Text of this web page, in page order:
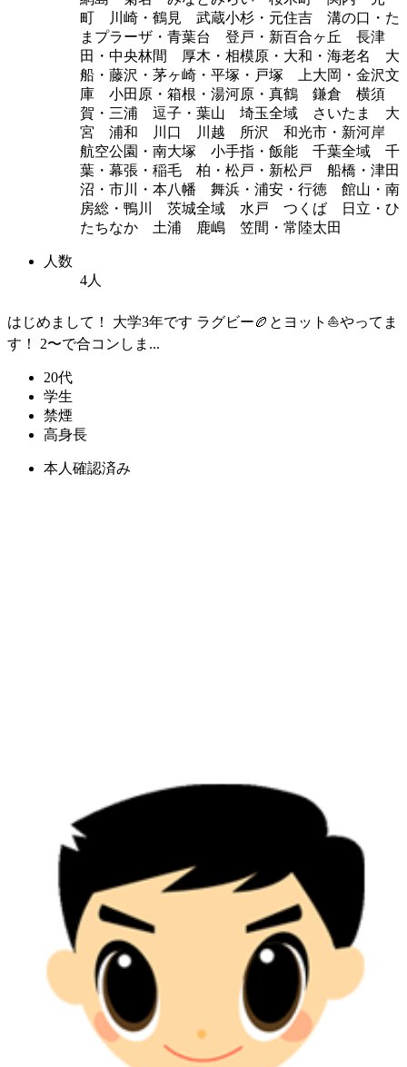
町 川崎・鶴見 武蔵小杉・元住吉 溝の口・た
まプラーザ・青葉台 登戸・新百合ヶ丘 長津
田・中央林間 厚木・相模原・大和・海老名 大
船・藤沢・茅ヶ崎・平塚・戸塚 上大岡・金沢文
庫 小田原・箱根・湯河原・真鶴 鎌倉 横須
賀・三浦 逗子・葉山 埼玉全域 さいたま 大
宮 浦和 川口 川越 所沢 和光市・新河岸
航空公園・南大塚 小手指・飯能 千葉全域 千
葉・幕張・稲毛 柏・松戸・新松戸 船橋・津田
沼・市川・本八幡 舞浜・浦安・行徳 館山・南
房総・鴨川 茨城全域 水戸 つくば 日立・ひ
たちなか 土浦 鹿嶋 笠間・常陸太田
人数
4人
はじめまして！ 大学3年です ラグビー🏉とヨット⛵️やってま
す！ 2〜で合コンしま...
20代
学生
禁煙
高身長
本人確認済み